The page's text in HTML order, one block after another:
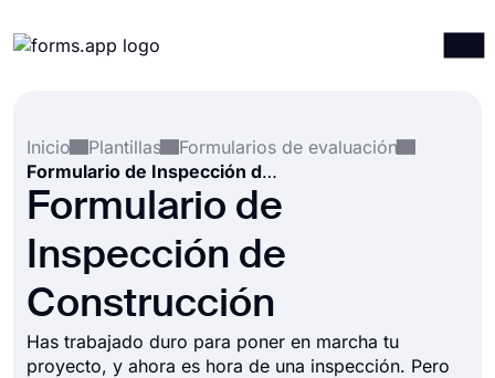
Integraciones
Plantillas
Precios
Inicio
Plantillas
Formularios de evaluación
Formulario de Inspección de Construcción
Formulario de
Inspección de
Construcción
Has trabajado duro para poner en marcha tu
proyecto, y ahora es hora de una inspección. Pero